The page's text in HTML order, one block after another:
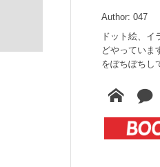
Author: 047
ドット絵、イ
どやっていま
をぽちぽちし